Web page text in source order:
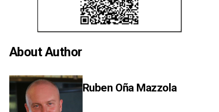
About Author
Ruben Oña Mazzola